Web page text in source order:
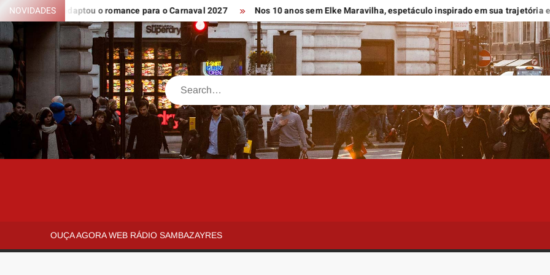
Skip
to
content
NOVIDADES
adaptou o romance para o Carnaval 2027 Nos 10 anos sem Elke Maravilha, espetáculo inspirado em sua trajetória estreia no
Search
OUÇA AGORA WEB RÁDIO SAMBAZAYRES